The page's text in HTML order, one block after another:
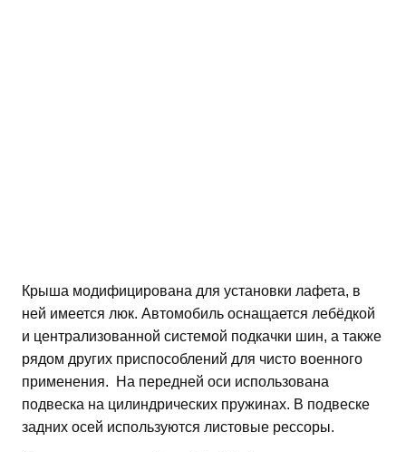
Крыша модифицирована для установки лафета, в
ней имеется люк. Автомобиль оснащается лебёдкой
и централизованной системой подкачки шин, а также
рядом других приспособлений для чисто военного
применения. На передней оси использована
подвеска на цилиндрических пружинах. В подвеске
задних осей используются листовые рессоры.